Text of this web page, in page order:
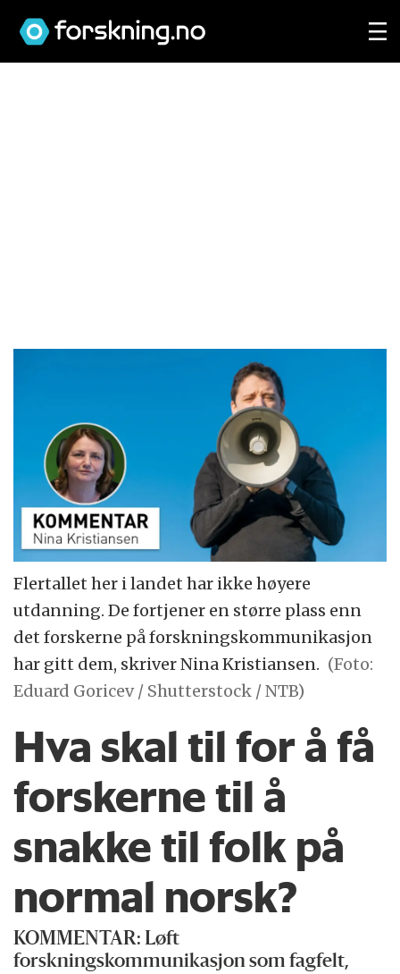
Flertallet her i landet har ikke høyere
utdanning. De fortjener en større plass enn
det forskerne på forskningskommunikasjon
har gitt dem, skriver Nina Kristiansen. (Foto:
Eduard Goricev / Shutterstock / NTB)
Hva skal til for å få
forskerne til å
snakke til folk på
normal norsk?
KOMMENTAR: Løft
forskningskommunikasjon som fagfelt,